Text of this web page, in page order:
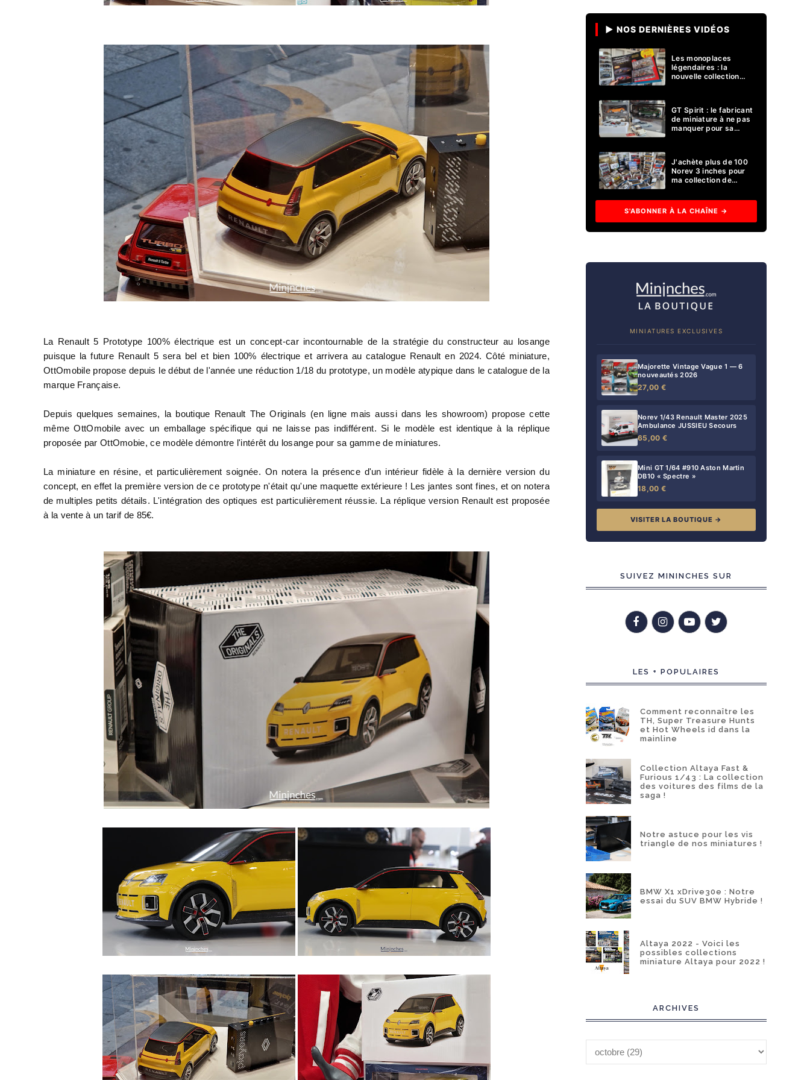
La Renault 5 Prototype 100% électrique est un concept-car incontournable de la stratégie du constructeur au losange
puisque la future Renault 5 sera bel et bien 100% électrique et arrivera au catalogue Renault en 2024. Côté miniature,
OttOmobile propose depuis le début de l'année une réduction 1/18 du prototype, un modèle atypique dans le catalogue de la
marque Française.
Depuis quelques semaines, la boutique Renault The Originals (en ligne mais aussi dans les showroom) propose cette
même OttOmobile avec un emballage spécifique qui ne laisse pas indifférent. Si le modèle est identique à la réplique
proposée par OttOmobie, ce modèle démontre l'intérêt du losange pour sa gamme de miniatures.
La miniature en résine, et particulièrement soignée. On notera la présence d'un intérieur fidèle à la dernière version du
concept, en effet la première version de ce prototype n'était qu'une maquette extérieure ! Les jantes sont fines, et on notera
de multiples petits détails. L'intégration des optiques est particulièrement réussie. La réplique version Renault est proposée
à la vente à un tarif de 85€.
▶ NOS DERNIÈRES VIDÉOS
Les monoplaces ​
légendaires : la
nouvelle collection
GT Spirit : le fabricant
de miniature à ne pas
manquer pour sa
J'achète plus de 100
Norev 3 inches pour
ma collection de
S'ABONNER À LA CHAÎNE →
MINIATURES EXCLUSIVES
Majorette Vintage Vague 1 — 6
nouveautés 2026
27,00 €
Norev 1/43 Renault Master 2025
Ambulance JUSSIEU Secours
65,00 €
Mini GT 1/64 #910 Aston Martin
DB10 « Spectre »
18,00 €
VISITER LA BOUTIQUE →
SUIVEZ MININCHES SUR
LES + POPULAIRES
Comment reconnaître les
TH, Super Treasure Hunts
et Hot Wheels id dans la
mainline
Collection Altaya Fast &
Furious 1/43 : La collection
des voitures des films de la
saga !
Notre astuce pour les vis
triangle de nos miniatures !
BMW X1 xDrive30e : Notre
essai du SUV BMW Hybride !
Altaya 2022 - Voici les
possibles collections
miniature Altaya pour 2022 !
ARCHIVES